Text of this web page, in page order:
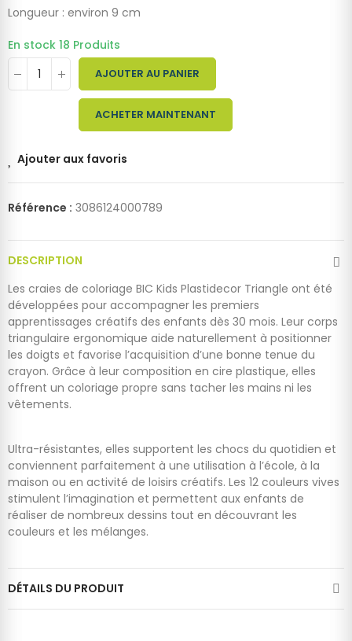
Longueur : environ 9 cm
En stock 18 Produits
AJOUTER AU PANIER
ACHETER MAINTENANT
Ajouter aux favoris
Référence : 3086124000789
DESCRIPTION
Les craies de coloriage BIC Kids Plastidecor Triangle ont été
développées pour accompagner les premiers
apprentissages créatifs des enfants dès 30 mois. Leur corps
triangulaire ergonomique aide naturellement à positionner
les doigts et favorise l’acquisition d’une bonne tenue du
crayon. Grâce à leur composition en cire plastique, elles
offrent un coloriage propre sans tacher les mains ni les
vêtements.
Ultra-résistantes, elles supportent les chocs du quotidien et
conviennent parfaitement à une utilisation à l’école, à la
maison ou en activité de loisirs créatifs. Les 12 couleurs vives
stimulent l’imagination et permettent aux enfants de
réaliser de nombreux dessins tout en découvrant les
couleurs et les mélanges.
DÉTAILS DU PRODUIT